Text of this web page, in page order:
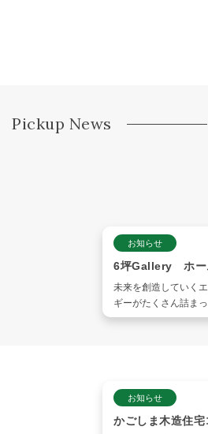
Pickup News
お知らせ
6坪Gallery ホー
ジ
未来を創造していく
ギーがたくさん詰ま
所です。
お知らせ
かごしま木造住宅